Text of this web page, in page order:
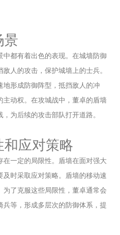
景
都有着出色的表现。在城墙防御
人的攻击，保护城墙上的士兵。
形成防御阵型，抵挡敌人的冲
动权。在攻城战中，董卓的盾墙
为后续的攻击部队打开道路。
和应对策略
一定的局限性。盾墙在面对强大
时采取应对策略。盾墙的移动速
为了克服这些局限性，董卓通常会
等，形成多层次的防御体系，提